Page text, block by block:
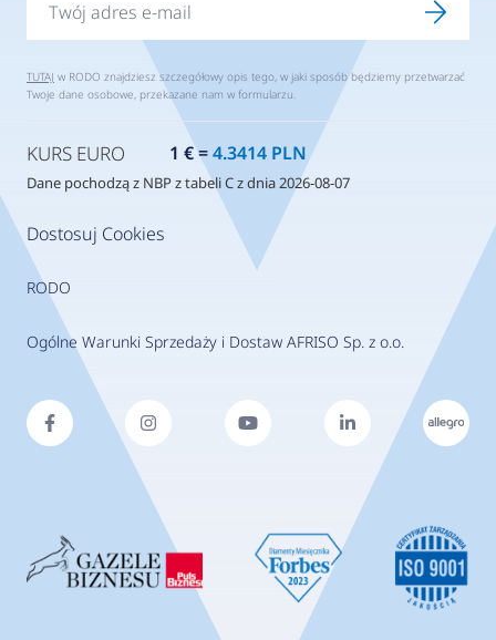
Dostosuj Cookies
RODO
Ogólne Warunki Sprzedaży i Dostaw AFRISO Sp. z o.o.
TUTAJ w RODO znajdziesz szczegółowy opis tego, w jaki sposób będziemy przetwarzać
Twoje dane osobowe, przekazane nam w formularzu.
KURS EURO 1 € =4.3414 PLN
Dane pochodzą z NBP z tabeli C z dnia 2026-08-07